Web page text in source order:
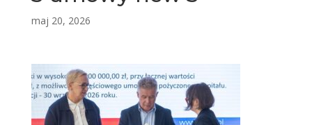
maj 20, 2026